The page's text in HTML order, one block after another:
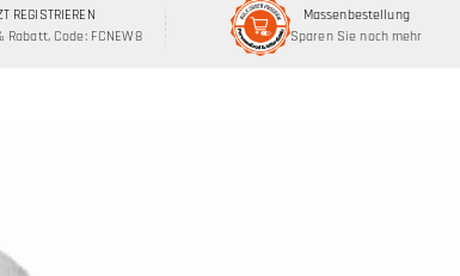
REGISTRIEREN
Rabatt, Code: FCNEW8
Massenbestellung
Sparen Sie noch mehr